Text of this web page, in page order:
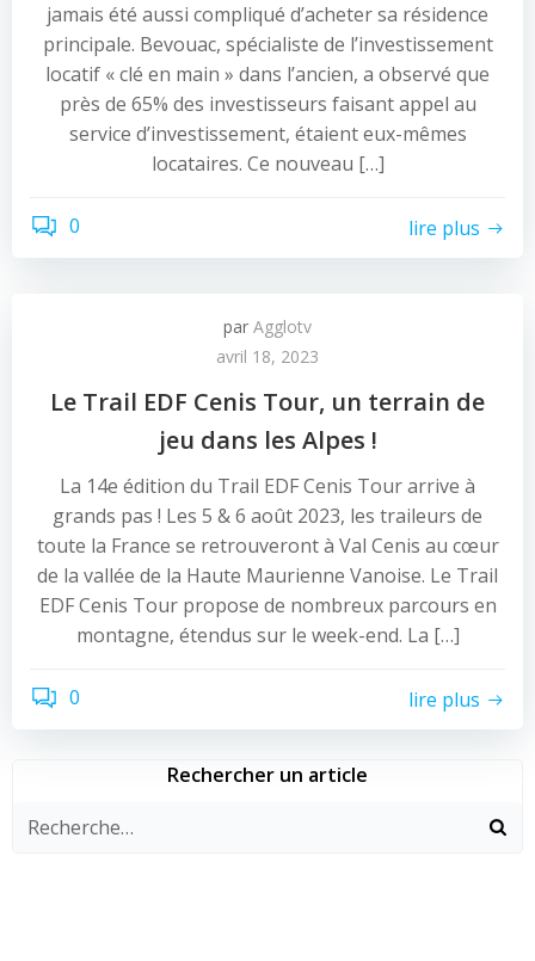
jamais été aussi compliqué d’acheter sa résidence
principale. Bevouac, spécialiste de l’investissement
locatif « clé en main » dans l’ancien, a observé que
près de 65% des investisseurs faisant appel au
service d’investissement, étaient eux-mêmes
locataires. Ce nouveau […]
0 lire plus
par Agglotv
avril 18, 2023
Le Trail EDF Cenis Tour, un terrain de
jeu dans les Alpes !
La 14e édition du Trail EDF Cenis Tour arrive à
grands pas ! Les 5 & 6 août 2023, les traileurs de
toute la France se retrouveront à Val Cenis au cœur
de la vallée de la Haute Maurienne Vanoise. Le Trail
EDF Cenis Tour propose de nombreux parcours en
montagne, étendus sur le week-end. La […]
0 lire plus
Rechercher un article